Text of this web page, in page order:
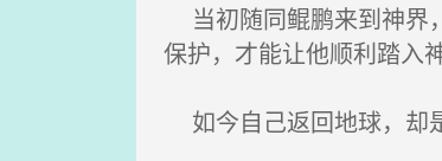
当初随同鲲鹏来到神界
保护，才能让他顺利踏入
如今自己返回地球，却